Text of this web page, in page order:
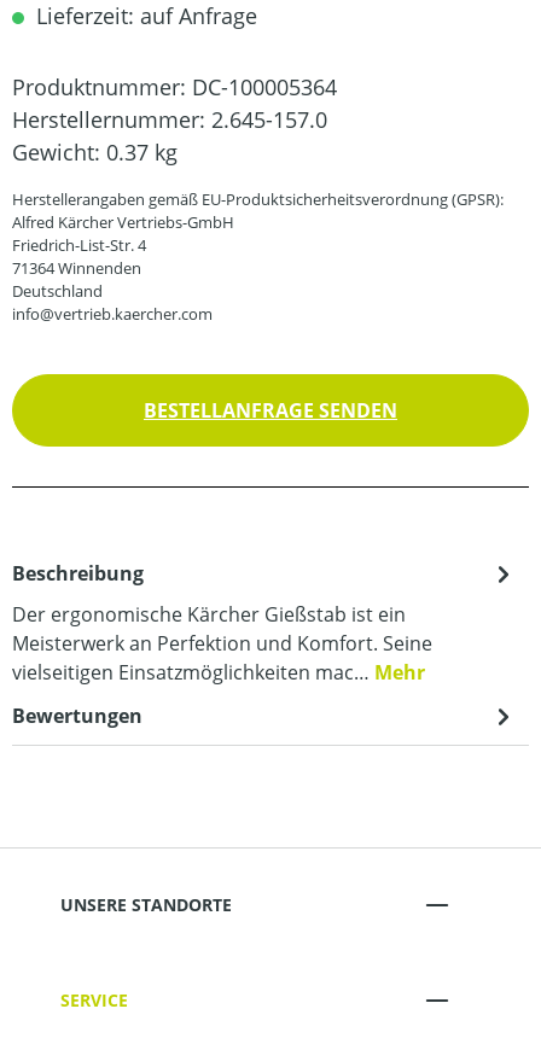
Lieferzeit: auf Anfrage
Produktnummer: DC-100005364
Herstellernummer: 2.645-157.0
Gewicht: 0.37 kg
Herstellerangaben gemäß EU-Produktsicherheitsverordnung (GPSR):
Alfred Kärcher Vertriebs-GmbH
Friedrich-List-Str. 4
71364 Winnenden
Deutschland
info@vertrieb.kaercher.com
BESTELLANFRAGE SENDEN
Beschreibung
Der ergonomische Kärcher Gießstab ist ein
Meisterwerk an Perfektion und Komfort. Seine
vielseitigen Einsatzmöglichkeiten mac… Mehr
Bewertungen
UNSERE STANDORTE
SERVICE